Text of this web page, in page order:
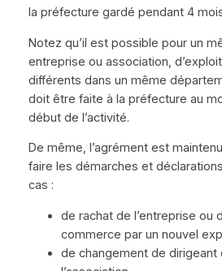
la préfecture gardé pendant 4
Notez qu’il est possible pour un
entreprise ou association,
différents dans un même
doit être faite à la préfecture au
début de l’activité.
De même, l’agrément est
faire les démarches et
cas :
de rachat de l’entreprise ou
commerce par un nouvel
de changement de dirigeant